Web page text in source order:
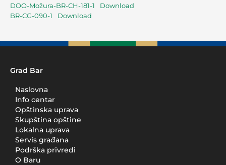
DOO-Možura-BR-CH-181-1
Download
BR-CG-090-1
Download
Grad Bar
Naslovna
Info centar
Opštinska uprava
Skupština opštine
Lokalna uprava
Servis građana
Podrška privredi
O Baru